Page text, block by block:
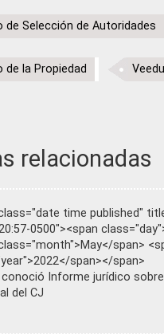
de Selección de Autoridades
de la Propiedad
relacionadas
time published"
0500"><span
span>
span></span>
conoció Informe jurídico
del CJ